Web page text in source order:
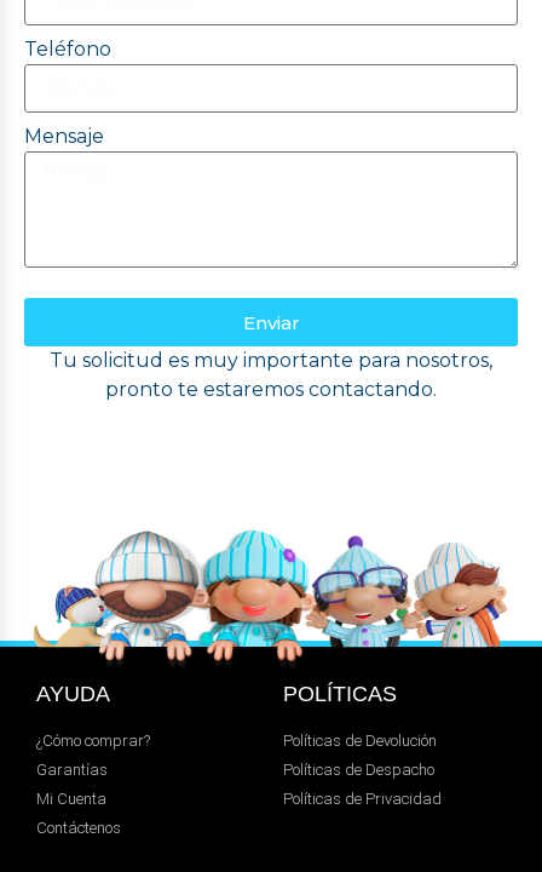
Teléfono
Mensaje
Enviar
Tu solicitud es muy importante para nosotros,
pronto te estaremos contactando.
AYUDA
¿Cómo comprar?
Garantías
Mi Cuenta
Contáctenos
POLÍTICAS
Políticas de Devolución
Políticas de Despacho
Políticas de Privacidad